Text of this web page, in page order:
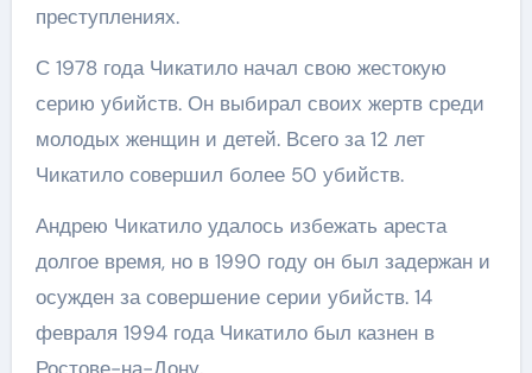
преступлениях.
С 1978 года Чикатило начал свою жестокую
серию убийств. Он выбирал своих жертв среди
молодых женщин и детей. Всего за 12 лет
Чикатило совершил более 50 убийств.
Андрею Чикатило удалось избежать ареста
долгое время, но в 1990 году он был задержан и
осужден за совершение серии убийств. 14
февраля 1994 года Чикатило был казнен в
Ростове-на-Дону.